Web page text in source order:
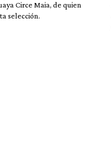
Circe Maia, de quien
selección.